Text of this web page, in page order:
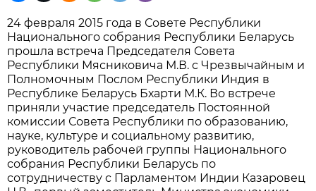
24 февраля 2015 года в Совете Республики
Национального собрания Республики Беларусь
прошла встреча Председателя Совета
Республики Мясниковича М.В. с Чрезвычайным и
Полномочным Послом Республики Индия в
Республике Беларусь Бхарти М.К. Во встрече
приняли участие председатель Постоянной
комиссии Совета Республики по образованию,
науке, культуре и социальному развитию,
руководитель рабочей группы Национального
собрания Республики Беларусь по
сотрудничеству с Парламентом Индии Казаровец